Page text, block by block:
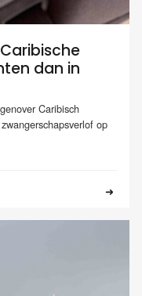
dan in
Caribisch
op